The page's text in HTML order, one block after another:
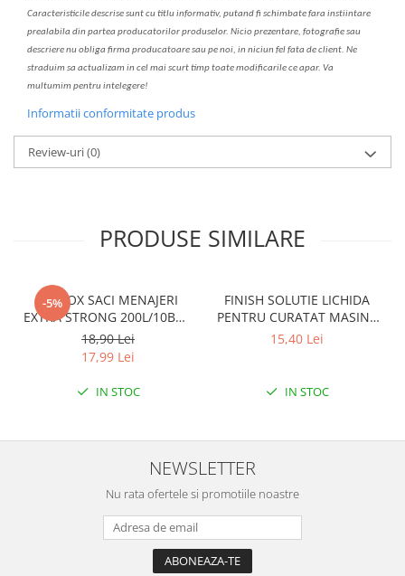
Caracteristicile descrise sunt cu titlu informativ, putand fi schimbate fara instiintare
prealabila din partea producatorilor produselor. Nicio prezentare, fotografie sau
descriere nu obliga firma producatoare sau pe noi, in niciun fel fata de client. Ne
straduim sa actualizam in cel mai scurt timp toate modificarile ce apar. Va
multumim pentru intelegere!
Informatii conformitate produs
Review-uri(0)
PRODUSE SIMILARE
-5%
CLINOX SACI MENAJERI
EXTRA STRONG 200L/10BUC
LDPE NEGRI (90*122CM)
ETICHETA MOV
18,90 Lei
17,99 Lei
IN STOC
FINISH SOLUTIE LICHIDA
PENTRU CURATAT MASINA
DE SPALAT VASE 250ML
15,40 Lei
IN STOC
NEWSLETTER
Nu rata ofertele si promotiile noastre